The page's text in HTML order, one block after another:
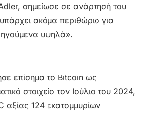
σημείωσε σε ανάρτησή του
ακόμα περιθώριο για
υψηλά».
επίσημα το Bitcoin ως
στοιχείο τον Ιούλιο του 2024,
αξίας 124 εκατομμυρίων